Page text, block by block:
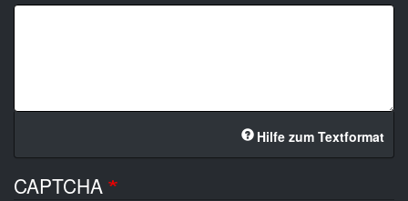
Hilfe zum Textformat
CAPTCHA